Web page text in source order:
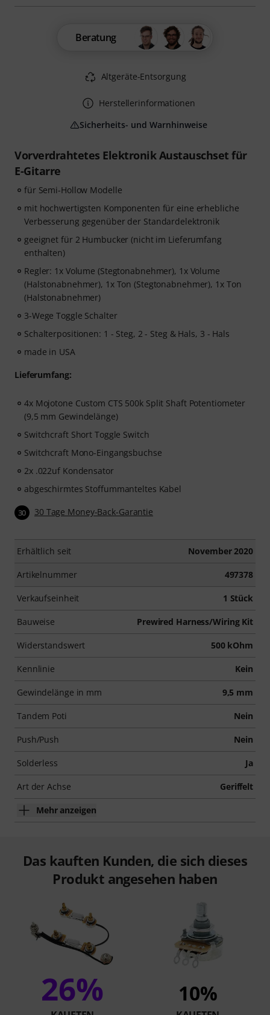
Vorverdrahtetes Elektronik Austauschset für
E-Gitarre
für Semi-Hollow Modelle
mit hochwertigsten Komponenten für eine erhebliche
Verbesserung gegenüber der Standardelektronik
geeignet für 2 Humbucker (nicht im Lieferumfang
enthalten)
Regler: 1x Volume (Stegtonabnehmer), 1x Volume
(Halstonabnehmer), 1x Ton (Stegtonabnehmer), 1x Ton
(Halstonabnehmer)
3-Wege Toggle Schalter
Schalterpositionen: 1 - Steg, 2 - Steg & Hals, 3 - Hals
made in USA
Lieferumfang:
4x Mojotone Custom CTS 500k Split Shaft Potentiometer
(9,5 mm Gewindelänge)
Switchcraft Short Toggle Switch
Switchcraft Mono-Eingangsbuchse
2x .022uf Kondensator
abgeschirmtes Stoffummanteltes Kabel
30 30 Tage Money-Back-Garantie
Erhältlich seit November 2020
Artikelnummer 497378
Verkaufseinheit 1 Stück
Bauweise Prewired Harness/Wiring Kit
Widerstandswert 500 kOhm
Kennlinie Kein
Gewindelänge in mm 9,5 mm
Tandem Poti Nein
Push/Push Nein
Solderless Ja
Art der Achse Geriffelt
Mehr anzeigen
Beratung
Altgeräte-Entsorgung
Herstellerinformationen
Sicherheits- und Warnhinweise
Das kauften Kunden, die sich dieses
Produkt angesehen haben
26% 10%